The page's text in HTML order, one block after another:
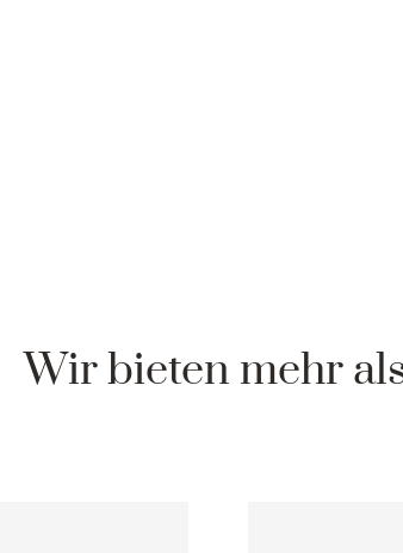
Wir bieten mehr